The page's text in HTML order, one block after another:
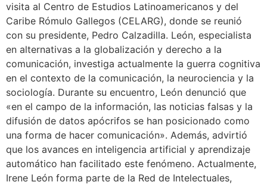
visita al Centro de Estudios Latinoamericanos y del
Caribe Rómulo Gallegos (CELARG), donde se reunió
con su presidente, Pedro Calzadilla. León, especialista
en alternativas a la globalización y derecho a la
comunicación, investiga actualmente la guerra cognitiva
en el contexto de la comunicación, la neurociencia y la
sociología. Durante su encuentro, León denunció que
«en el campo de la información, las noticias falsas y la
difusión de datos apócrifos se han posicionado como
una forma de hacer comunicación». Además, advirtió
que los avances en inteligencia artificial y aprendizaje
automático han facilitado este fenómeno. Actualmente,
Irene León forma parte de la Red de Intelectuales,